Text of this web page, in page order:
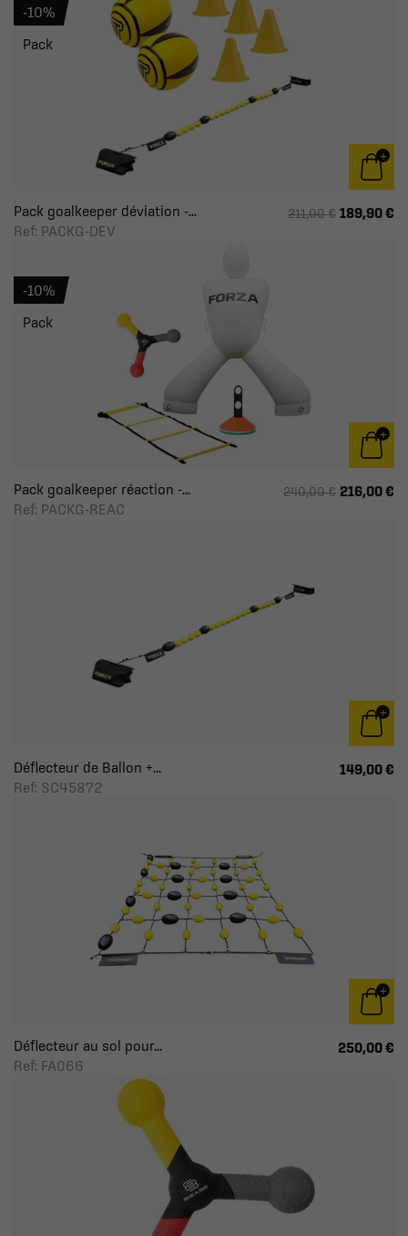
Pack goalkeeper déviation -...
Ref: PACKG-DEV
211,00 € 189,90 €
-10%
Pack
Pack goalkeeper réaction -...
Ref: PACKG-REAC
240,00 € 216,00 €
-10%
Pack
Déflecteur de Ballon +...
Ref: SC45872
149,00 €
Déflecteur au sol pour...
Ref: FA066
250,00 €